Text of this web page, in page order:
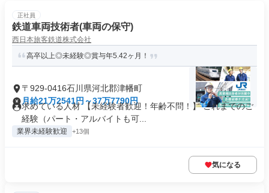
正社員
鉄道車両技術者(車両の保守)
西日本旅客鉄道株式会社
高卒以上◎未経験◎賞与年5.42ヶ月！
〒929-0416石川県河北郡津幡町
月給21万2541円～37万7790円
求めている人材 【未経験者歓迎！年齢不問！】 これまでのご
経験（パート・アルバイトも可...
業界未経験歓迎 +13個
気になる